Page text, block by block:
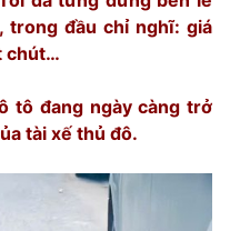
trong đầu chỉ nghĩ: giá
chút…
tô đang ngày càng trở
tài xế thủ đô.